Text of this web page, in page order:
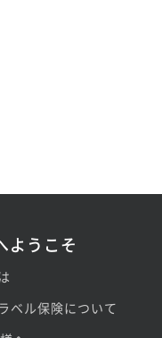
ようこそ
ベル保険について